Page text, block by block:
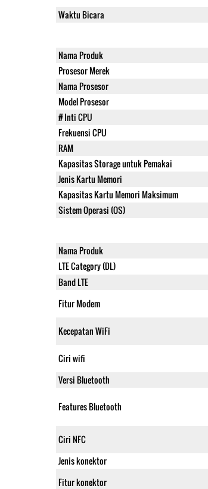
Waktu Bicara
Nama Produk
Prosesor Merek
Nama Prosesor
Model Prosesor
# Inti CPU
Frekuensi CPU
RAM
Kapasitas Storage untuk Pemakai
Jenis Kartu Memori
Kapasitas Kartu Memori Maksimum
Sistem Operasi (OS)
Nama Produk
LTE Category (DL)
Band LTE
Fitur Modem
Kecepatan WiFi
Ciri wifi
Versi Bluetooth
Features Bluetooth
Ciri NFC
Jenis konektor
Fitur konektor